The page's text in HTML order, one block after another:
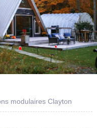
modulaires Clayton